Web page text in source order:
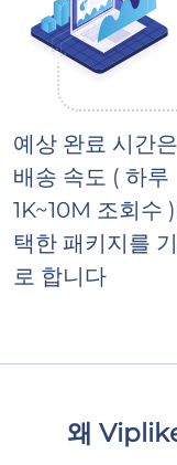
예상 완료 시간
배송 속도 ( 하루
1K~10M 조회수
택한 패키지를
로 합니다
왜